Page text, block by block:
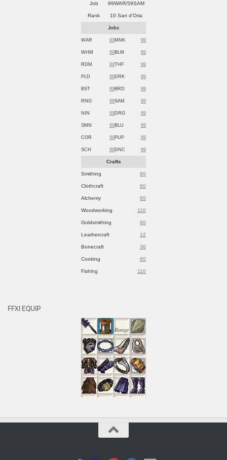
Job 99WAR/59SAM
Rank 10 San d'Oria
Jobs
WAR 99MNK 99
WHM 99BLM 99
RDM 99THF 99
PLD 99DRK 99
BST 99BRD 99
RNG 99SAM 99
NIN 99DRG 99
SMN 99BLU 99
COR 99PUP 99
SCH 99DNC 99
Crafts
Smithing 60
Clothcraft 60
Alchemy 60
Woodworking 110
Goldsmithing 60
Leathercraft 12
Bonecraft 30
Cooking 60
Fishing 110
FFXI EQUIP